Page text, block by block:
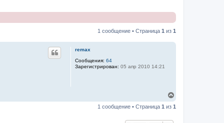
1 сообщение • Страница 1 из 1
remax
Сообщения: 64
Зарегистрирован: 05 апр 2010 14:21
р
1 сообщение • Страница 1 из 1